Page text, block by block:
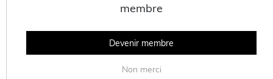
membre
Devenir membre
Non merci